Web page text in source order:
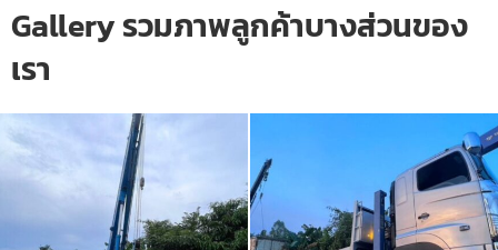
Gallery รวมภาพลูกค้าบางส่วนของ
เรา